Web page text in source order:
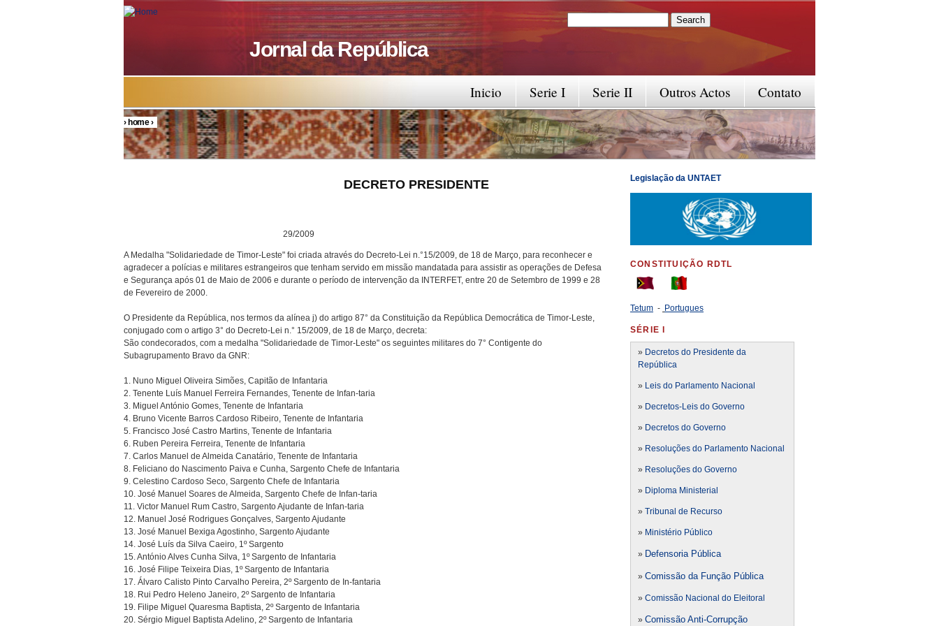
Jornal da República
Search form
Contato
Outros Actos
Serie II
Serie I
Inicio
You are here
›home›
DECRETO PRESIDENTE
29/2009
A Medalha "Solidariedade de Timor-Leste" foi criada através do Decreto-Lei n.°15/2009, de 18 de Março, para reconhecer e
agradecer a polícias e militares estrangeiros que tenham servido em missão mandatada para assistir as operações de Defesa
e Segurança após 01 de Maio de 2006 e durante o período de intervenção da INTERFET, entre 20 de Setembro de 1999 e 28
de Fevereiro de 2000.
O Presidente da República, nos termos da alínea j) do artigo 87° da Constituição da República Democrática de Timor-Leste,
conjugado com o artigo 3° do Decreto-Lei n.° 15/2009, de 18 de Março, decreta:
São condecorados, com a medalha "Solidariedade de Timor-Leste" os seguintes militares do 7° Contigente do
Subagrupamento Bravo da GNR:
1. Nuno Miguel Oliveira Simões, Capitão de Infantaria
2. Tenente Luís Manuel Ferreira Fernandes, Tenente de Infan-taria
3. Miguel António Gomes, Tenente de Infantaria
4. Bruno Vicente Barros Cardoso Ribeiro, Tenente de Infantaria
5. Francisco José Castro Martins, Tenente de Infantaria
6. Ruben Pereira Ferreira, Tenente de Infantaria
7. Carlos Manuel de Almeida Canatário, Tenente de Infantaria
8. Feliciano do Nascimento Paiva e Cunha, Sargento Chefe de Infantaria
9. Celestino Cardoso Seco, Sargento Chefe de Infantaria
10. José Manuel Soares de Almeida, Sargento Chefe de Infan-taria
11. Victor Manuel Rum Castro, Sargento Ajudante de Infan-taria
12. Manuel José Rodrigues Gonçalves, Sargento Ajudante
13. José Manuel Bexiga Agostinho, Sargento Ajudante
14. José Luís da Silva Caeiro, 1º Sargento
15. António Alves Cunha Silva, 1º Sargento de Infantaria
16. José Filipe Teixeira Dias, 1º Sargento de Infantaria
17. Álvaro Calisto Pinto Carvalho Pereira, 2º Sargento de In-fantaria
18. Rui Pedro Heleno Janeiro, 2º Sargento de Infantaria
19. Filipe Miguel Quaresma Baptista, 2º Sargento de Infantaria
20. Sérgio Miguel Baptista Adelino, 2º Sargento de Infantaria
Legislação da UNTAET
CONSTITUIÇÃO RDTL
Tetum - Portugues
SÉRIE I
» Decretos do Presidente da
República
» Leis do Parlamento Nacional
» Decretos-Leis do Governo
» Decretos do Governo
» Resoluções do Parlamento Nacional
» Resoluções do Governo
» Diploma Ministerial
» Tribunal de Recurso
» Ministério Público
» Defensoria Pública
» Comissão da Função Pública
» Comissão Nacional do Eleitoral
» Comissão Anti-Corrupção